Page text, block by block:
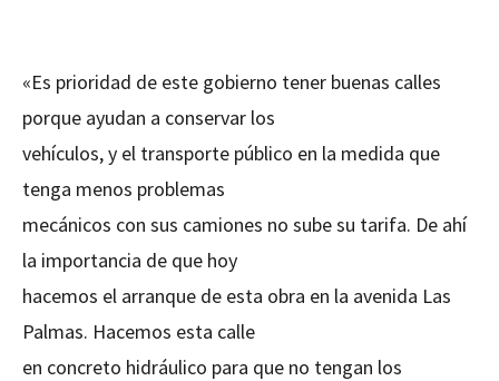
«Es prioridad de este gobierno tener buenas calles
porque ayudan a conservar los
vehículos, y el transporte público en la medida que
tenga menos problemas
mecánicos con sus camiones no sube su tarifa. De ahí
la importancia de que hoy
hacemos el arranque de esta obra en la avenida Las
Palmas. Hacemos esta calle
en concreto hidráulico para que no tengan los